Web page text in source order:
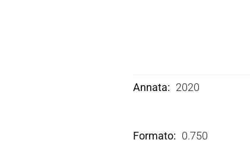
Annata 2020
Formato 0.750